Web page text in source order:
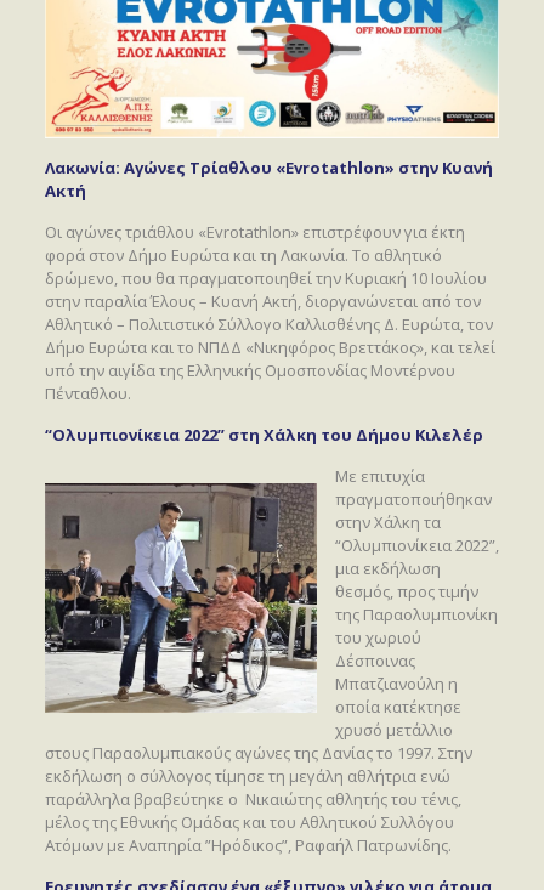
Λακωνία: Αγώνες Τρίαθλου «Evrotathlon» στην Κυανή
Ακτή
Οι αγώνες τριάθλου «Evrotathlon» επιστρέφουν για έκτη
φορά στον Δήμο Ευρώτα και τη Λακωνία. Το αθλητικό
δρώμενο, που θα πραγματοποιηθεί την Κυριακή 10 Ιουλίου
στην παραλία Έλους – Κυανή Ακτή, διοργανώνεται από τον
Αθλητικό – Πολιτιστικό Σύλλογο Καλλισθένης Δ. Ευρώτα, τον
Δήμο Ευρώτα και το ΝΠΔΔ «Νικηφόρος Βρεττάκος», και τελεί
υπό την αιγίδα της Ελληνικής Ομοσπονδίας Μοντέρνου
Πένταθλου.
“Ολυμπιονίκεια 2022” στη Χάλκη του Δήμου Κιλελέρ
Με επιτυχία
πραγματοποιήθηκαν
στην Χάλκη τα
“Ολυμπιονίκεια 2022”,
μια εκδήλωση
θεσμός, προς τιμήν
της Παραολυμπιονίκη
του χωριού
Δέσποινας
Μπατζιανούλη η
οποία κατέκτησε
χρυσό μετάλλιο
στους Παραολυμπιακούς αγώνες της Δανίας το 1997. Στην
εκδήλωση ο σύλλογος τίμησε τη μεγάλη αθλήτρια ενώ
παράλληλα βραβεύτηκε ο Νικαιώτης αθλητής του τένις,
μέλος της Εθνικής Ομάδας και του Αθλητικού Συλλόγου
Ατόμων με Αναπηρία ”Ηρόδικος”, Ραφαήλ Πατρωνίδης.